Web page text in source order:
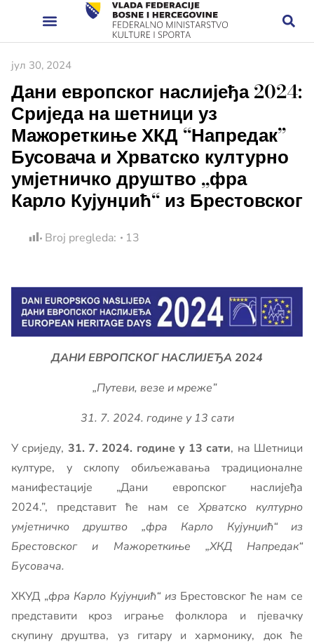
јул 30, 2024
Дани европског наслијеђа 2024:
Сриједа на шетници уз
Мажореткиње ХКД “Напредак”
Бусовача и Хрватско културно
умјетничко друштво „фра
Карло Кујунџић“ из Брестовског
Broj pregleda: 13
ДАНИ ЕВРОПСКОГ НАСЛИЈЕЂА 2024
„Путеви, везе и мреже”
31. 7. 2024. године у 13 сати
У сриједу, 31. 7. 2024. године у 13 сати, на Шетници
културе, у склопу обиљежавања традиционалне
манифестације „Дани европског наслијеђа
2024.”, представит ће нам се Хрватско културно
умјетничко друштво „фра Карло Кујунџић“ из
Брестовског и Мажореткиње „ХКД Напредак“
Бусовача.
ХКУД „фра Карло Кујунџић“ из Брестовског ће нам се
представити кроз играње фолклора и пјевачку
скупину друштва, уз гитару и хармонику, док ће